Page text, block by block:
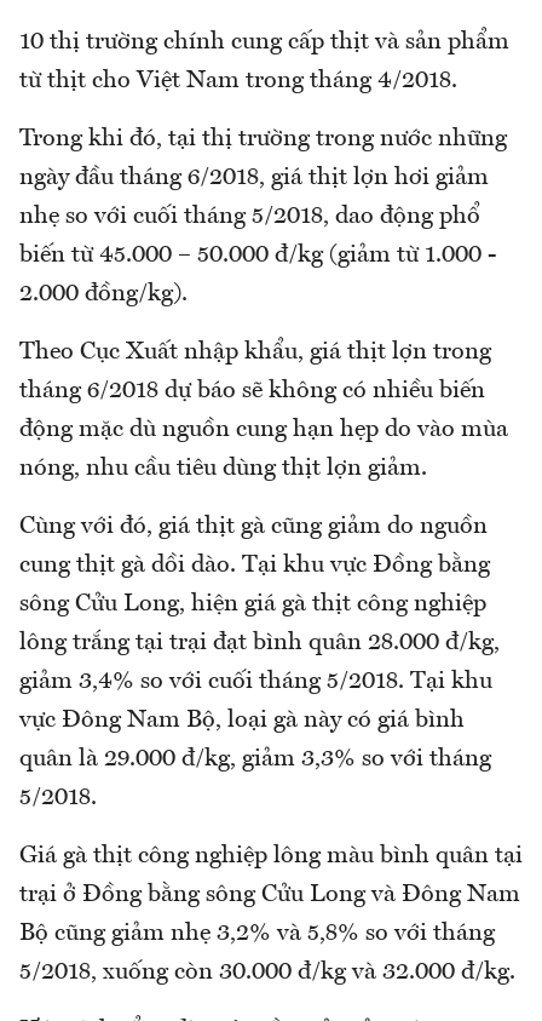
10 thị trường chính cung cấp thịt và sản phẩm
từ thịt cho Việt Nam trong tháng 4/2018.
Trong khi đó, tại thị trường trong nước những
ngày đầu tháng 6/2018, giá thịt lợn hơi giảm
nhẹ so với cuối tháng 5/2018, dao động phổ
biến từ 45.000 – 50.000 đ/kg (giảm từ 1.000 -
2.000 đồng/kg).
Theo Cục Xuất nhập khẩu, giá thịt lợn trong
tháng 6/2018 dự báo sẽ không có nhiều biến
động mặc dù nguồn cung hạn hẹp do vào mùa
nóng, nhu cầu tiêu dùng thịt lợn giảm.
Cùng với đó, giá thịt gà cũng giảm do nguồn
cung thịt gà dồi dào. Tại khu vực Đồng bằng
sông Cửu Long, hiện giá gà thịt công nghiệp
lông trắng tại trại đạt bình quân 28.000 đ/kg,
giảm 3,4% so với cuối tháng 5/2018. Tại khu
vực Đông Nam Bộ, loại gà này có giá bình
quân là 29.000 đ/kg, giảm 3,3% so với tháng
5/2018.
Giá gà thịt công nghiệp lông màu bình quân tại
trại ở Đồng bằng sông Cửu Long và Đông Nam
Bộ cũng giảm nhẹ 3,2% và 5,8% so với tháng
5/2018, xuống còn 30.000 đ/kg và 32.000 đ/kg.